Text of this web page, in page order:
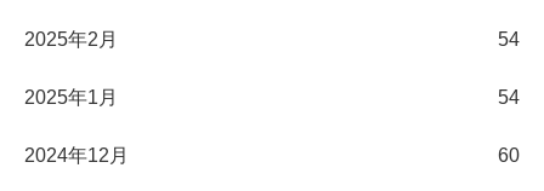
2025年2月 54
2025年1月 54
2024年12月 60